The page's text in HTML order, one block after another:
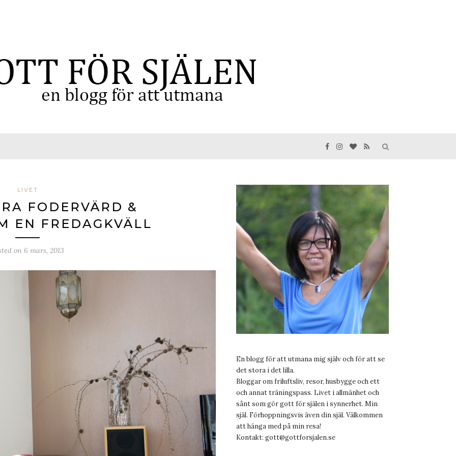
LIVET
FODERVÄRD &
EN FREDAGKVÄLL
on 6 mars, 2013
En blogg för att utmana mig själv och för att se
det stora i det lilla.
Bloggar om friluftsliv, resor, husbygge och ett
och annat träningspass. Livet i allmänhet och
sånt som gör gott för själen i synnerhet. Min
själ. Förhoppningsvis även din själ. Välkommen
att hänga med på min resa!
Kontakt: gott@gottforsjalen.se